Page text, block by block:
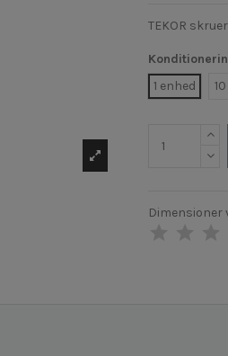
TEKOR
1 enhed
Dimensioner